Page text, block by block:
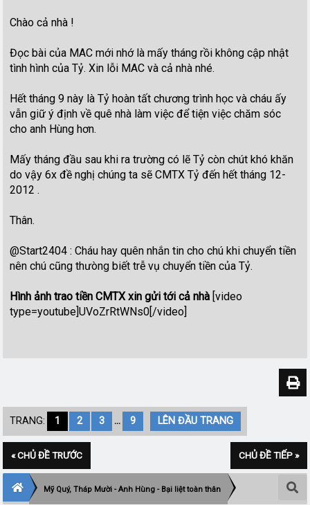
Chào cả nhà !
Đọc bài của MAC mới nhớ là mấy tháng rồi không cập nhật
tình hình của Tỷ. Xin lỗi MAC và cả nhà nhé.
Hết tháng 9 này là Tỷ hoàn tất chương trình học và cháu ấy
vẫn giữ ý định về quê nhà làm việc để tiện việc chăm sóc
cho anh Hùng hơn.
Mấy tháng đầu sau khi ra trường có lẽ Tỷ còn chút khó khăn
do vậy 6x đề nghị chúng ta sẽ CMTX Tỷ đến hết tháng 12-
2012 .
Thân.
@Start2404 : Cháu hay quên nhắn tin cho chú khi chuyển tiền
nên chú cũng thưòng biết trễ vụ chuyển tiền của Tỷ.
Hình ảnh trao tiền CMTX xin gửi tới cả nhà [video
type=youtube]UVoZrRtWNs0[/video]
TRANG: 1 2 3 ... 9 LÊN ĐẦU TRANG
« CHỦ ĐỀ TRƯỚC CHỦ ĐỀ TIẾP »
Mỹ Quý, Tháp Mười - Anh Hùng - Bại liệt toàn thân